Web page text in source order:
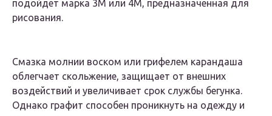
подойдет марка 3М или 4М, предназначенная для
рисования.
Смазка молнии воском или грифелем карандаша
облегчает скольжение, защищает от внешних
воздействий и увеличивает срок службы бегунка.
Однако графит способен проникнуть на одежду и